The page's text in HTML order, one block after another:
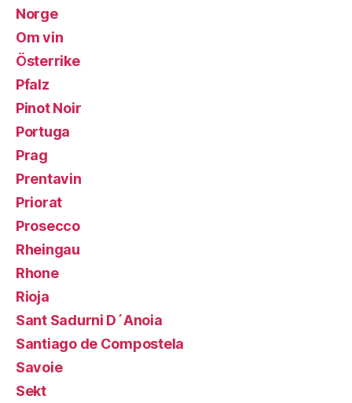
Norge
Om vin
Österrike
Pfalz
Pinot Noir
Portuga
Prag
Prentavin
Priorat
Prosecco
Rheingau
Rhone
Rioja
Sant Sadurni D´Anoia
Santiago de Compostela
Savoie
Sekt